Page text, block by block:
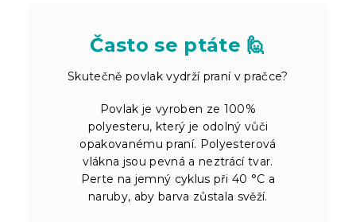
Často se ptáte 🙋
Skutečně povlak vydrží praní v pračce?
Povlak je vyroben ze 100%
polyesteru, který je odolný vůči
opakovanému praní. Polyesterová
vlákna jsou pevná a neztrácí tvar.
Perte na jemný cyklus při 40 °C a
naruby, aby barva zůstala svěží.